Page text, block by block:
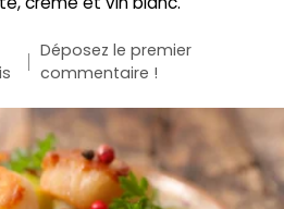
Connexion
Déposez le premier
commentaire !